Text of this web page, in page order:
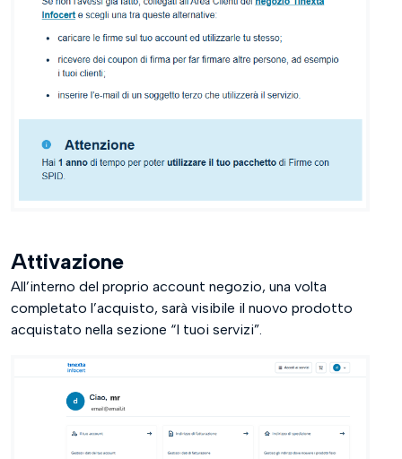
Attivazione
All’interno del proprio account negozio, una volta
completato l’acquisto, sarà visibile il nuovo prodotto
acquistato nella sezione “I tuoi servizi”.